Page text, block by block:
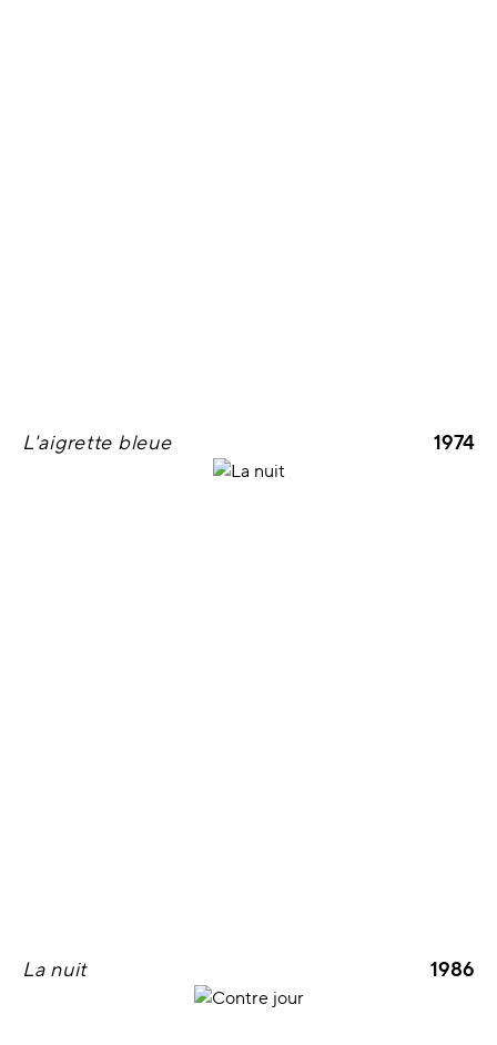
L'aigrette bleue 1974
La nuit 1986